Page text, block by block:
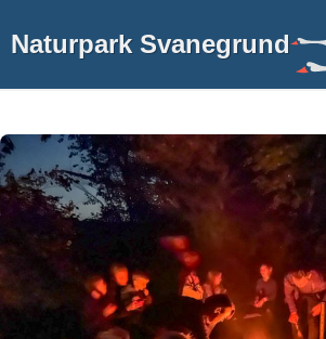
Naturpark Svanegrund